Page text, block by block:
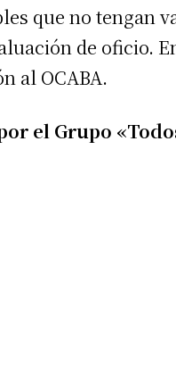
que no tengan
de oficio.
al OCABA.
el Grupo